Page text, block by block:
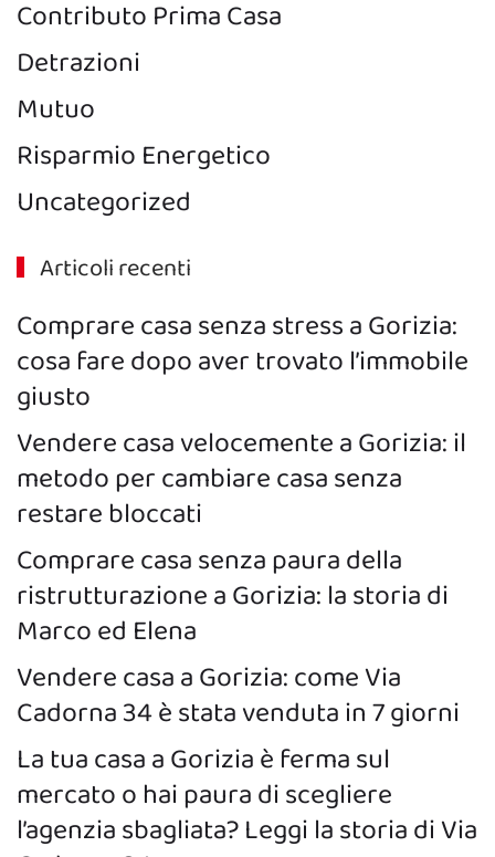
Contributo Prima Casa
Detrazioni
Mutuo
Risparmio Energetico
Uncategorized
Articoli recenti
Comprare casa senza stress a Gorizia:
cosa fare dopo aver trovato l’immobile
giusto
Vendere casa velocemente a Gorizia: il
metodo per cambiare casa senza
restare bloccati
Comprare casa senza paura della
ristrutturazione a Gorizia: la storia di
Marco ed Elena
Vendere casa a Gorizia: come Via
Cadorna 34 è stata venduta in 7 giorni
La tua casa a Gorizia è ferma sul
mercato o hai paura di scegliere
l’agenzia sbagliata? Leggi la storia di Via